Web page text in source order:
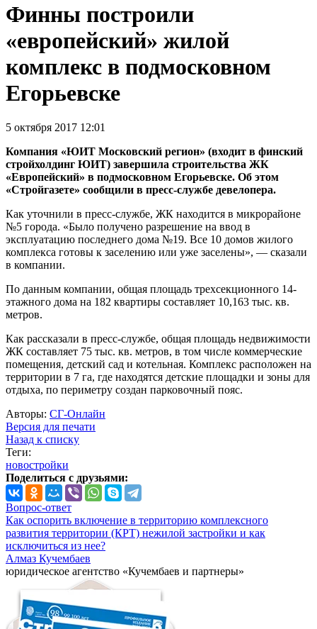
Финны построили
«европейский» жилой
комплекс в подмосковном
Егорьевске
5 октября 2017 12:01
Компания «ЮИТ Московский регион» (входит в финский
стройхолдинг ЮИТ) завершила строительства ЖК
«Европейский» в подмосковном Егорьевске. Об этом
«Стройгазете» сообщили в пресс-службе девелопера.
Как уточнили в пресс-службе, ЖК находится в микрорайоне
№5 города. «Было получено разрешение на ввод в
эксплуатацию последнего дома №19. Все 10 домов жилого
комплекса готовы к заселению или уже заселены», — сказали
в компании.
По данным компании, общая площадь трехсекционного 14-
этажного дома на 182 квартиры составляет 10,163 тыс. кв.
метров.
Как рассказали в пресс-службе, общая площадь недвижимости
ЖК составляет 75 тыс. кв. метров, в том числе коммерческие
помещения, детский сад и котельная. Комплекс расположен на
территории в 7 га, где находятся детские площадки и зоны для
отдыха, по периметру создан парковочный пояс.
Авторы: СГ-Онлайн
Версия для печати
Назад к списку
Теги:
новостройки
Поделиться с друзьями:
Вопрос-ответ
Как оспорить включение в территорию комплексного
развития территории (КРТ) нежилой застройки и как
исключиться из нее?
Алмаз Кучембаев
юридическое агентство «Кучембаев и партнеры»